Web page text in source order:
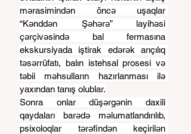
mərasimindən öncə uşaqlar
“Kənddən Şəhərə” layihəsi
çərçivəsində bal fermasına
ekskursiyada iştirak edərək arıçılıq
təsərrüfatı, balın istehsal prosesi və
təbii məhsulların hazırlanması ilə
yaxından tanış olublar.
Sonra onlar düşərgənin daxili
qaydaları barədə məlumatlandırılıb,
psixoloqlar tərəfindən keçirilən